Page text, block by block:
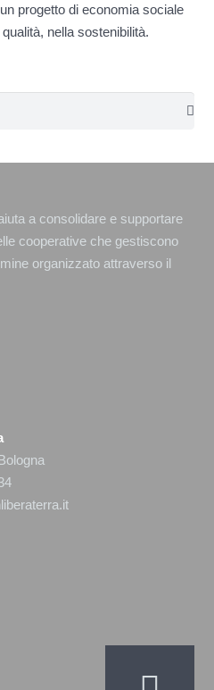
progetto di economia sociale
nella sostenibilità.
a consolidare e supportare
cooperative che gestiscono
organizzato attraverso il